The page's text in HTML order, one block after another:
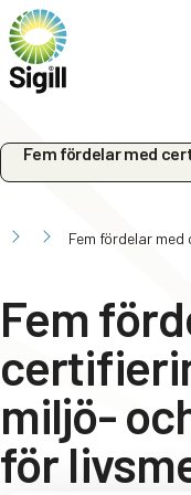
Fem fördelar med
Fem fördelar
Fem
miljö-
för